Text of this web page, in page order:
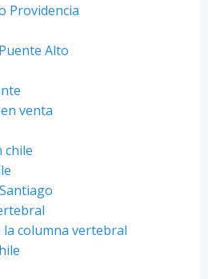
Providencia
Alto
venta
chile
columna vertebral